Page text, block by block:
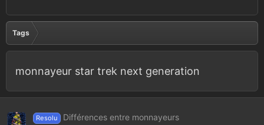
Tags
monnayeur star trek next generation
Resolu Différences entre monnayeurs